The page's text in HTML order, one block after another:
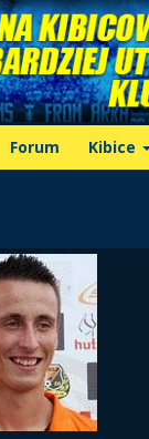
Forum Kibice